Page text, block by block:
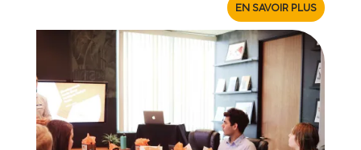
EN SAVOIR PLUS